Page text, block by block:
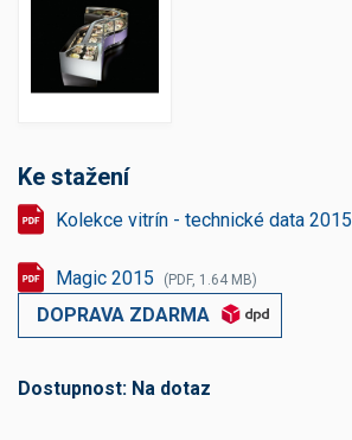
Ke stažení
Kolekce vitrín - technické data 2015
Magic 2015 (PDF, 1.64 MB)
DOPRAVA ZDARMA
Dostupnost: Na dotaz